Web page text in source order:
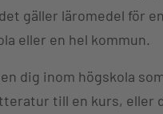
gäller läromedel för en
eller en hel kommun.
dig inom högskola
till en kurs, eller